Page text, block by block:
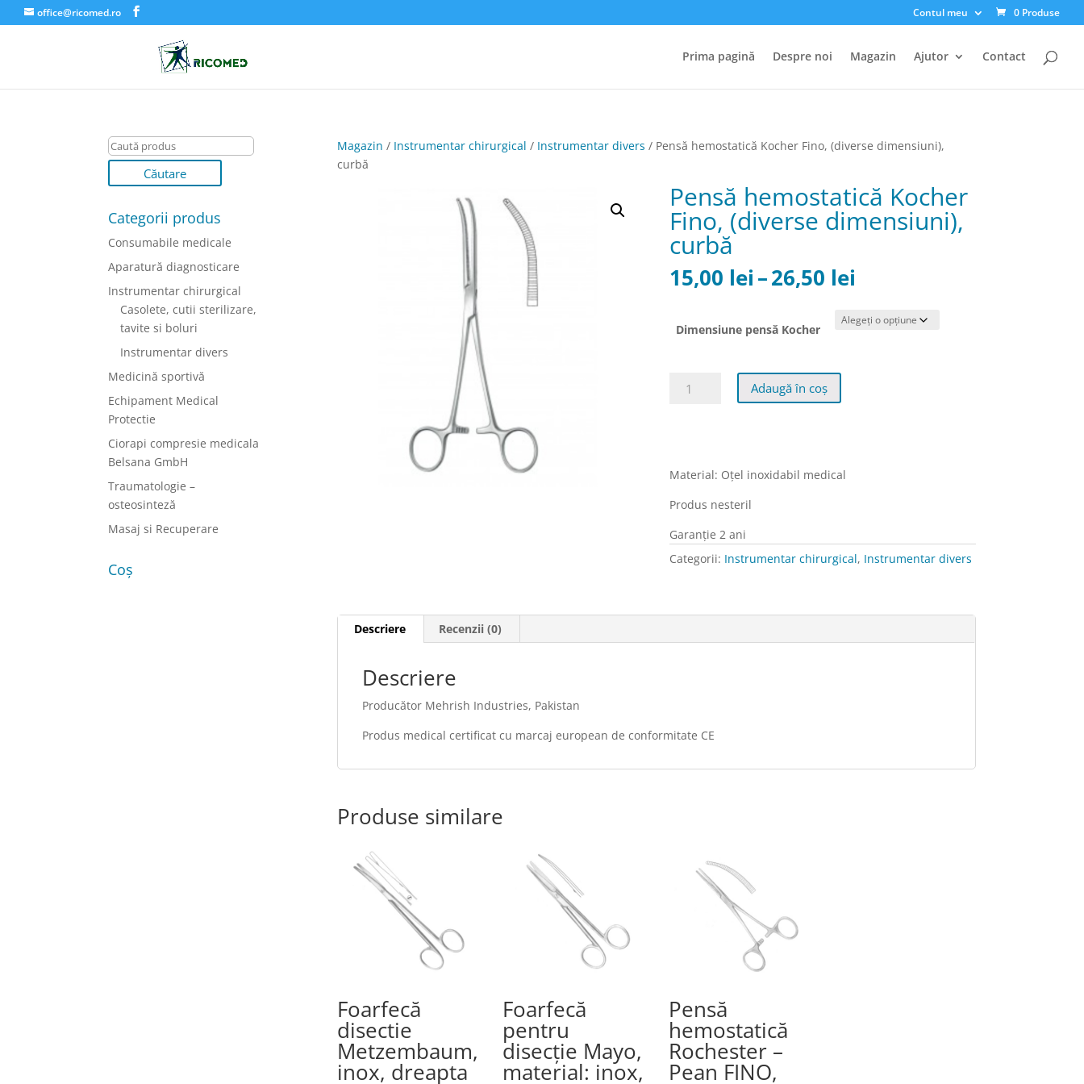
office@ricomed.ro Contul meu 0 Produse
Prima pagină Despre noi Magazin Ajutor Contact
Magazin / Instrumentar chirurgical / Instrumentar divers / Pensă hemostatică Kocher Fino, (diverse dimensiuni),
curbă
Pensă hemostatică Kocher
Fino, (diverse dimensiuni),
curbă
15,00 lei–26,50 lei
prețuri:
15,00 lei
Dimensiune pensă Kocher
Cantitate
(diverse
curbă
Adaugă în coș
Material: Oţel inoxidabil medical
Produs nesteril
Garanţie 2 ani
Categorii: Instrumentar chirurgical, Instrumentar divers
Descriere Recenzii (0)
Descriere
Producător Mehrish Industries, Pakistan
Produs medical certificat cu marcaj european de conformitate CE
Produse similare
Foarfecă
disectie
Metzembaum,
inox, dreapta
Foarfecă
pentru
disecţie Mayo,
material: inox,
Pensă
hemostatică
Rochester –
Pean FINO,
Categorii produs
Consumabile medicale
Aparatură diagnosticare
Instrumentar chirurgical
Casolete, cutii sterilizare,
tavite si boluri
Instrumentar divers
Medicină sportivă
Echipament Medical
Protectie
Ciorapi compresie medicala
Belsana GmbH
Traumatologie –
osteosinteză
Masaj si Recuperare
Coș